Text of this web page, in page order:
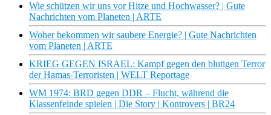
Wie schützen wir uns vor Hitze und Hochwasser? | Gute
Nachrichten vom Planeten | ARTE
Woher bekommen wir saubere Energie? | Gute Nachrichten
vom Planeten | ARTE
KRIEG GEGEN ISRAEL: Kampf gegen den blutigen Terror
der Hamas-Terroristen | WELT Reportage
WM 1974: BRD gegen DDR – Flucht, während die
Klassenfeinde spielen | Die Story | Kontrovers | BR24